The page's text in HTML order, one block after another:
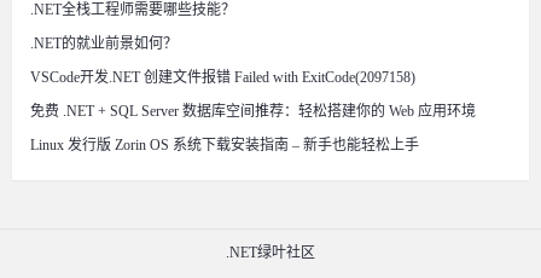
.NET全栈工程师需要哪些技能？
.NET的就业前景如何？
VSCode开发.NET 创建文件报错 Failed with ExitCode(2097158)
免费 .NET + SQL Server 数据库空间推荐：轻松搭建你的 Web 应用环境
Linux 发行版 Zorin OS 系统下载安装指南 – 新手也能轻松上手
.NET绿叶社区